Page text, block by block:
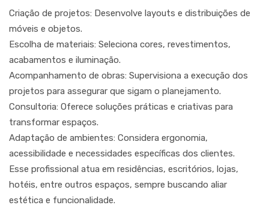
Criação de projetos: Desenvolve layouts e distribuições de
móveis e objetos.
Escolha de materiais: Seleciona cores, revestimentos,
acabamentos e iluminação.
Acompanhamento de obras: Supervisiona a execução dos
projetos para assegurar que sigam o planejamento.
Consultoria: Oferece soluções práticas e criativas para
transformar espaços.
Adaptação de ambientes: Considera ergonomia,
acessibilidade e necessidades específicas dos clientes.
Esse profissional atua em residências, escritórios, lojas,
hotéis, entre outros espaços, sempre buscando aliar
estética e funcionalidade.